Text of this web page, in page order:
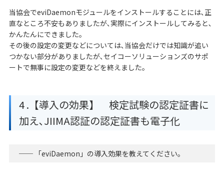
当協会でeviDaemonモジュールをインストールすることには､正
直なところ不安もありましたが､実際にインストールしてみると､
かんたんにできました。
その後の設定の変更などについては､当協会だけでは知識が追い
つかない部分がありましたが､セイコーソリューションズのサポ
ートで無事に設定の変更などを終えました。
4 .【導入の効果】 検定試験の認定証書に
加え､JIIMA認証の認定証書も電子化
── 「eviDaemon」の導入効果を教えてください。